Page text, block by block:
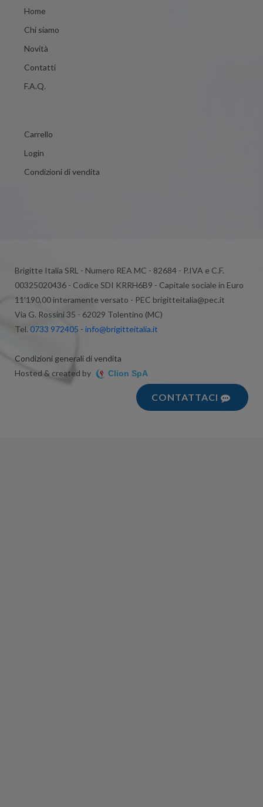
Home
Chi siamo
Novità
Contatti
F.A.Q.
Carrello
Login
Condizioni di vendita
Brigitte Italia SRL - Numero REA MC - 82684 - P.IVA e C.F.
00325020436 - Codice SDI KRRH6B9 - Capitale sociale in Euro
11’190,00 interamente versato - PEC brigitteitalia@pec.it
Via G. Rossini 35 - 62029 Tolentino (MC)
Tel. 0733 972405 - info@brigitteitalia.it
Condizioni generali di vendita
Hosted & created by
Clion SpA
CONTATTACI